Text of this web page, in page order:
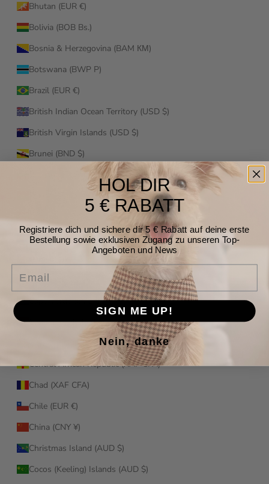
Bhutan (EUR €)
Bolivia (BOB Bs.)
Bosnia & Herzegovina (BAM КМ)
Botswana (BWP P)
Brazil (EUR €)
British Indian Ocean Territory (USD $)
British Virgin Islands (USD $)
Brunei (BND $)
Burkina Faso (XOF Fr)
Cambodia (KHR ៛)
Canada (CAD $)
Cape Verde (CVE $)
Caribbean Netherlands (USD $)
Cayman Islands (KYD $)
Central African Republic (XAF CFA)
Chad (XAF CFA)
Chile (EUR €)
China (CNY ¥)
Christmas Island (AUD $)
Cocos (Keeling) Islands (AUD $)
HOL DIR
5 € RABATT
Registriere dich und sichere dir 5 € Rabatt auf deine erste
Bestellung sowie exklusiven Zugang zu unseren Top-
Angeboten und News
SIGN ME UP!
Nein, danke